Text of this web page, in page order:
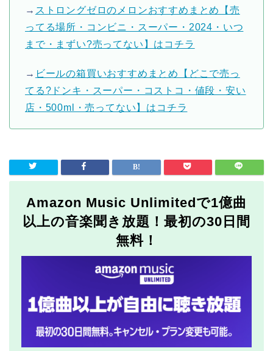
→ ストロングゼロのメロンおすすめまとめ【売
ってる場所・コンビニ・スーパー・2024・いつ
まで・まずい?売ってない】はコチラ
→ ビールの箱買いおすすめまとめ【どこで売っ
てる?ドンキ・スーパー・コストコ・値段・安い
店・500ml・売ってない】はコチラ
Amazon Music Unlimitedで1億曲
以上の音楽聞き放題！最初の30日間
無料！